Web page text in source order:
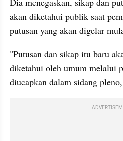
akan diketahui publik saat
putusan yang akan digelar
"Putusan dan sikap itu baru
diketahui oleh umum melalui
diucapkan dalam sidang